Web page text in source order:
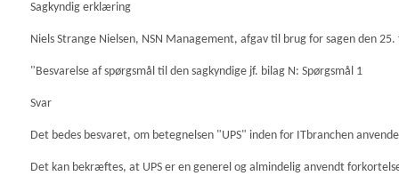
Sagkyndig erklæring
Niels Strange Nielsen, NSN Management, afgav til brug for sagen den
"Besvarelse af spørgsmål til den sagkyndige jf. bilag N: Spørgsmål 1
Svar
Det bedes besvaret, om betegnelsen "UPS" inden for ITbranchen
Det kan bekræftes, at UPS er en generel og almindelig anvendt